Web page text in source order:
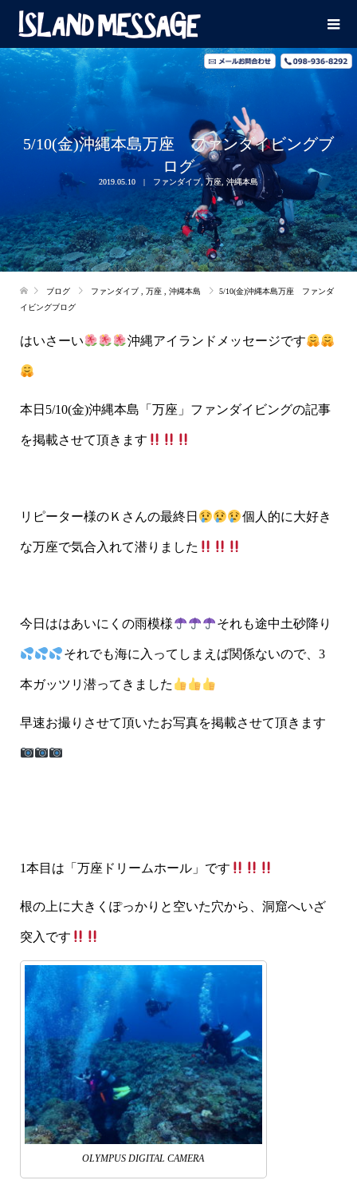
5/10(金)沖縄本島万座 ファンダイビングブ
ログ
2019.05.10 ファンダイブ ,万座 沖縄本島
ブログ ファンダイブ 万座 沖縄本島
5/10(金)沖縄本島万座 ファンダ
イビングブログ
はいさーい 沖縄アイランドメッセージです
本日5/10(金)沖縄本島「万座」ファンダイビングの記事
を掲載させて頂きます
リピーター様のＫさんの最終日 個人的に大好き
な万座で気合入れて潜りました
今日ははあいにくの雨模様 それも途中土砂降り
それでも海に入ってしまえば関係ないので、3
本ガッツリ潜ってきました
早速お撮りさせて頂いたお写真を掲載させて頂きます
1本目は「万座ドリームホール」です
根の上に大きくぽっかりと空いた穴から、洞窟へいざ
突入です
OLYMPUS DIGITAL CAMERA